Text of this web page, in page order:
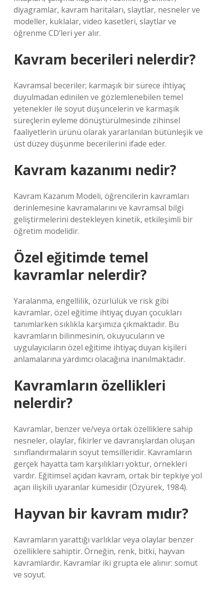
diyagramlar, kavram haritaları, slaytlar, nesneler ve
modeller, kuklalar, video kasetleri, slaytlar ve
öğrenme CD’leri yer alır.
Kavram becerileri nelerdir?
Kavramsal beceriler; karmaşık bir sürece ihtiyaç
duyulmadan edinilen ve gözlemlenebilen temel
yetenekler ile soyut düşüncelerin ve karmaşık
süreçlerin eyleme dönüştürülmesinde zihinsel
faaliyetlerin ürünü olarak yararlanılan bütünleşik ve
üst düzey düşünme becerilerini ifade eder.
Kavram kazanımı nedir?
Kavram Kazanım Modeli, öğrencilerin kavramları
derinlemesine kavramalarını ve kavramsal bilgi
geliştirmelerini destekleyen kinetik, etkileşimli bir
öğretim modelidir.
Özel eğitimde temel
kavramlar nelerdir?
Yaralanma, engellilik, özürlülük ve risk gibi
kavramlar, özel eğitime ihtiyaç duyan çocukları
tanımlarken sıklıkla karşımıza çıkmaktadır. Bu
kavramların bilinmesinin, okuyucuların ve
uygulayıcıların özel eğitime ihtiyaç duyan kişileri
anlamalarına yardımcı olacağına inanılmaktadır.
Kavramların özellikleri
nelerdir?
Kavramlar, benzer ve/veya ortak özelliklere sahip
nesneler, olaylar, fikirler ve davranışlardan oluşan
sınıflandırmaların soyut temsilleridir. Kavramların
gerçek hayatta tam karşılıkları yoktur, örnekleri
vardır. Eğitimsel açıdan kavram, ortak bir tepkiye yol
açan ilişkili uyaranlar kümesidir (Özyürek, 1984).
Hayvan bir kavram mıdır?
Kavramların yarattığı varlıklar veya olaylar benzer
özelliklere sahiptir. Örneğin, renk, bitki, hayvan
kavramlardır. Kavramlar iki grupta ele alınır: somut
ve soyut.